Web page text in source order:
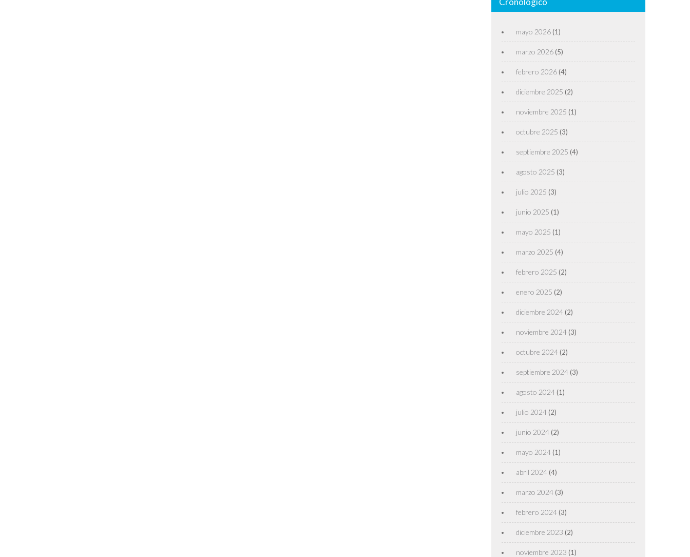
mayo 2026 (1)
marzo 2026 (5)
febrero 2026 (4)
diciembre 2025 (2)
noviembre 2025 (1)
octubre 2025 (3)
septiembre 2025 (4)
agosto 2025 (3)
julio 2025 (3)
junio 2025 (1)
mayo 2025 (1)
marzo 2025 (4)
febrero 2025 (2)
enero 2025 (2)
diciembre 2024 (2)
noviembre 2024 (3)
octubre 2024 (2)
septiembre 2024 (3)
agosto 2024 (1)
julio 2024 (2)
junio 2024 (2)
mayo 2024 (1)
abril 2024 (4)
marzo 2024 (3)
febrero 2024 (3)
diciembre 2023 (2)
noviembre 2023 (1)